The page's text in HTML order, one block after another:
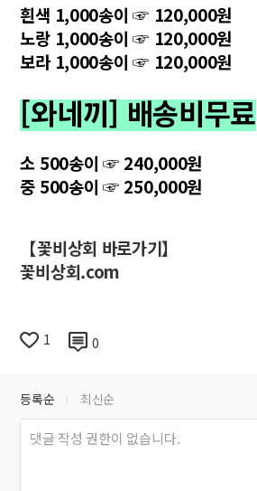
흰색 1,000송이 ☞ 120,000원
노랑 1,000송이 ☞ 120,000원
보라 1,000송이 ☞ 120,000원
[와네끼] 배송비무료
소 500송이 ☞ 240,000원
중 500송이 ☞ 250,000원
【꽃비상회 바로가기】
꽃비상회.com
1 0
등록순 최신순